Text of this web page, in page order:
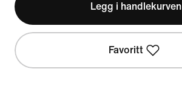
Legg i handlekurven
Favoritt